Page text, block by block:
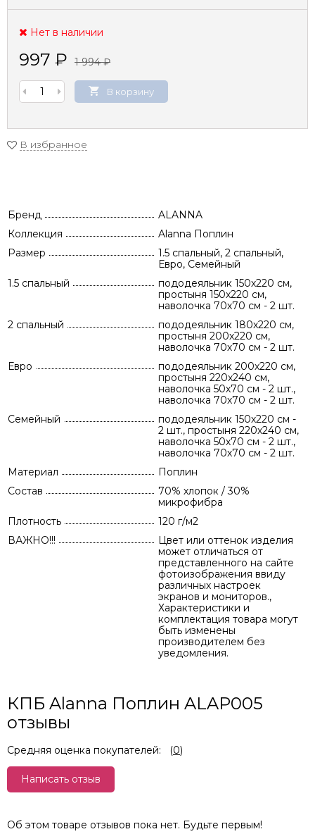
Нет в наличии
997 ₽ 1 994₽
В корзину
В избранное
Бренд
ALANNA
Коллекция
Alanna Поплин
Размер
1.5 спальный, 2 спальный,
Евро, Семейный
1.5 спальный
пододеяльник 150х220 см,
простыня 150х220 см,
наволочка 70х70 см - 2 шт.
2 спальный
пододеяльник 180х220 см,
простыня 200х220 см,
наволочка 70х70 см - 2 шт.
Евро
пододеяльник 200х220 см,
простыня 220х240 см,
наволочка 50х70 см - 2 шт.,
наволочка 70х70 см - 2 шт.
Семейный
пододеяльник 150х220 см -
2 шт., простыня 220х240 см,
наволочка 50х70 см - 2 шт.,
наволочка 70х70 см - 2 шт.
Материал
Поплин
Состав
70% хлопок / 30%
микрофибра
Плотность
120 г/м2
ВАЖНО!!!
Цвет или оттенок изделия
может отличаться от
представленного на сайте
фотоизображения ввиду
различных настроек
экранов и мониторов.,
Характеристики и
комплектация товара могут
быть изменены
производителем без
уведомления.
КПБ Alanna Поплин ALAP005
отзывы
Средняя оценка покупателей: (0)
Написать отзыв
Об этом товаре отзывов пока нет. Будьте первым!